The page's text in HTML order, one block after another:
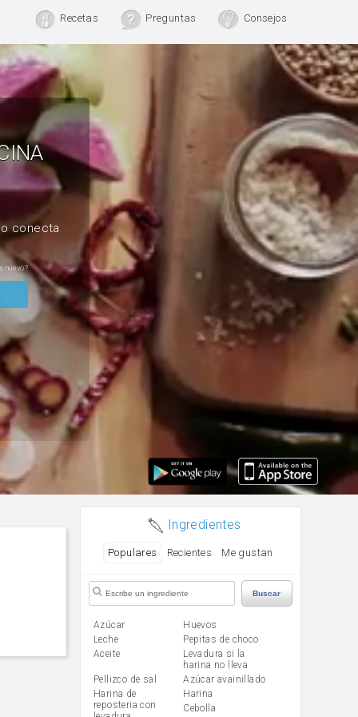
Recetas Preguntas Consejos
conecta
nuevo?
Ingredientes
Populares Recientes Me gustan
Buscar
Azúcar
huevos
leche
Pepitas de choco
aceite
Levadura si la
harina no lleva
Pellizco de sal
Azúcar avainillado
Harina de
reposteria con
harina
cebolla